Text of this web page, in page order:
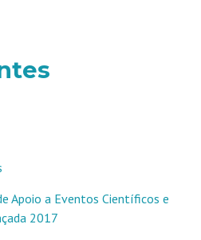
Apoio a Eventos Científicos e
2017